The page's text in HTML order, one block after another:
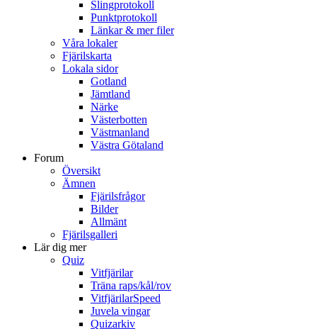
Slingprotokoll
Punktprotokoll
Länkar & mer filer
Våra lokaler
Fjärilskarta
Lokala sidor
Gotland
Jämtland
Närke
Västerbotten
Västmanland
Västra Götaland
Forum
Översikt
Ämnen
Fjärilsfrågor
Bilder
Allmänt
Fjärilsgalleri
Lär dig mer
Quiz
Vitfjärilar
Träna raps/kål/rov
VitfjärilarSpeed
Juvela vingar
Quizarkiv